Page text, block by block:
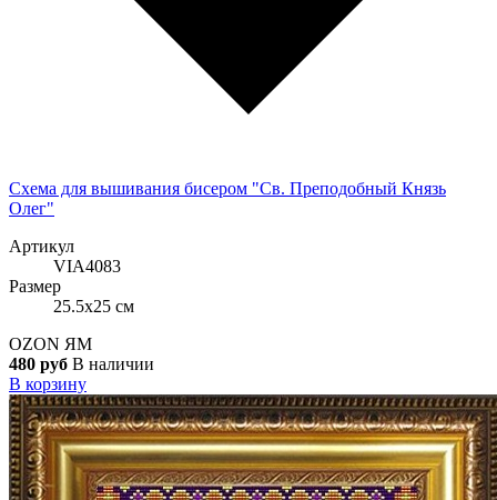
Схема для вышивания бисером "Св. Преподобный Князь
Олег"
Артикул
VIA4083
Размер
25.5x25 см
OZON ЯМ
480 руб В наличии
В корзину